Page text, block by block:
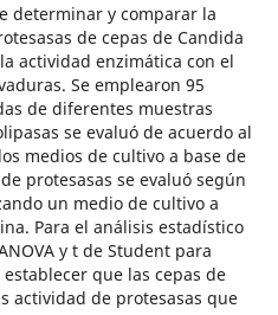
determinar y comparar la
de cepas de Candida
actividad enzimática con el
Se emplearon 95
de diferentes muestras
se evaluó de acuerdo al
medios de cultivo a base de
protesasas se evaluó según
un medio de cultivo a
Para el análisis estadístico
y t de Student para
que las cepas de
actividad de protesasas que